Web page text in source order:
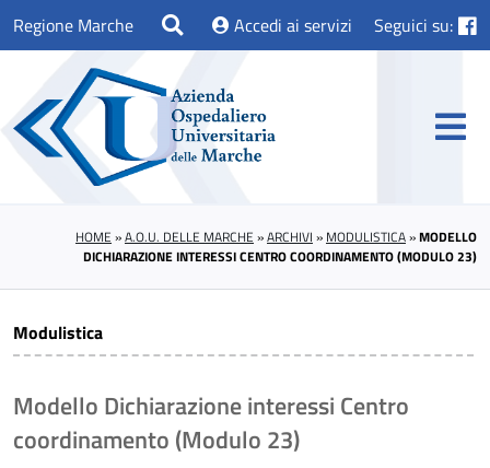
Regione Marche Accedi ai servizi Seguici su:
HOME »A.O.U. DELLE MARCHE »ARCHIVI » MODULISTICA»MODELLO
DICHIARAZIONE INTERESSI CENTRO COORDINAMENTO (MODULO 23)
Modulistica
Modello Dichiarazione interessi Centro
coordinamento (Modulo 23)